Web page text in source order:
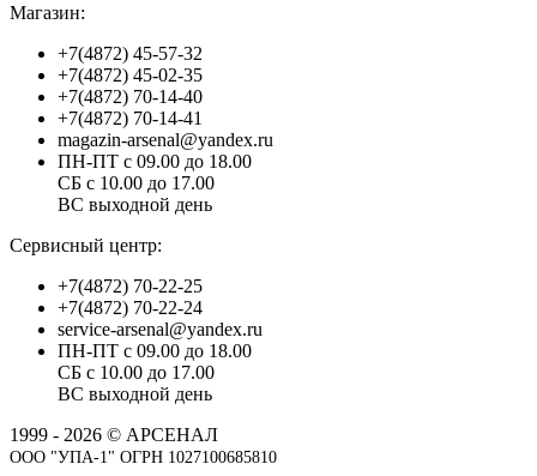
Магазин:
+7(4872) 45-57-32
+7(4872) 45-02-35
+7(4872) 70-14-40
+7(4872) 70-14-41
magazin-arsenal@yandex.ru
ПН-ПТ с 09.00 до 18.00
СБ с 10.00 до 17.00
ВС выходной день
Сервисный центр:
+7(4872) 70-22-25
+7(4872) 70-22-24
service-arsenal@yandex.ru
ПН-ПТ с 09.00 до 18.00
СБ с 10.00 до 17.00
ВС выходной день
1999 - 2026 © АРСЕНАЛ
ООО "УПА-1" ОГРН 1027100685810